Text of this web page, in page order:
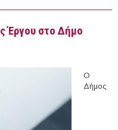
στο εξωτερικό μέσω της
Έργου στο Δήμο
Ο
Δήμος